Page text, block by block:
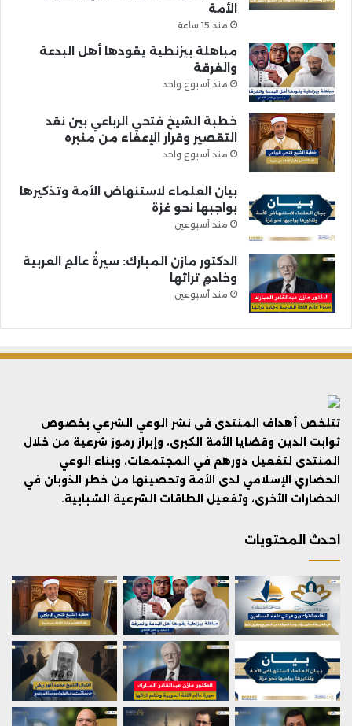
الأمة
منذ 15 ساعة
مباهلة بيزنطية يقودها أهل البدعة
والفرقة
منذ أسبوع واحد
خطبة الشيخ فتحي الرباعي بين نقد
التقصير وقرار الإعفاء من منبره
منذ أسبوع واحد
بيان العلماء لاستنهاض الأمة وتذكيرها
بواجبها نحو غزة
منذ أسبوعين
الدكتور مازن المبارك: سيرةُ عالمِ العربية
وخادمِ تراثها
منذ أسبوعين
تتلخص أهداف المنتدى فى نشر الوعي الشرعي بخصوص
ثوابت الدين وقضايا الأمة الكبرى، وإبراز رموز شرعية من خلال
المنتدى لتفعيل دورهم في المجتمعات، وبناء الوعي
الحضاري الإسلامي لدى الأمة وتحصينها من خطر الذوبان في
الحضارات الأخرى، وتفعيل الطاقات الشرعية الشبابية.
احدث المحتويات